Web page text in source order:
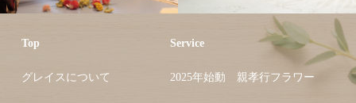
Top
グレイスについて
Service
2025年始動 親孝行フラワー